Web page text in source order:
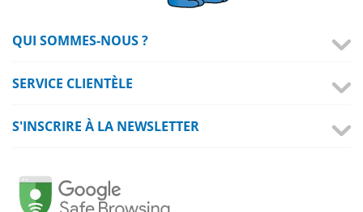
QUI SOMMES-NOUS ?
SERVICE CLIENTÈLE
S'INSCRIRE À LA NEWSLETTER